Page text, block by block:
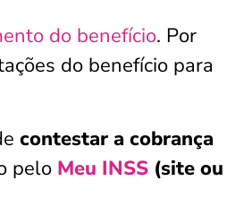
do benefício. Por
do benefício para
contestar a cobrança
pelo Meu INSS (site ou